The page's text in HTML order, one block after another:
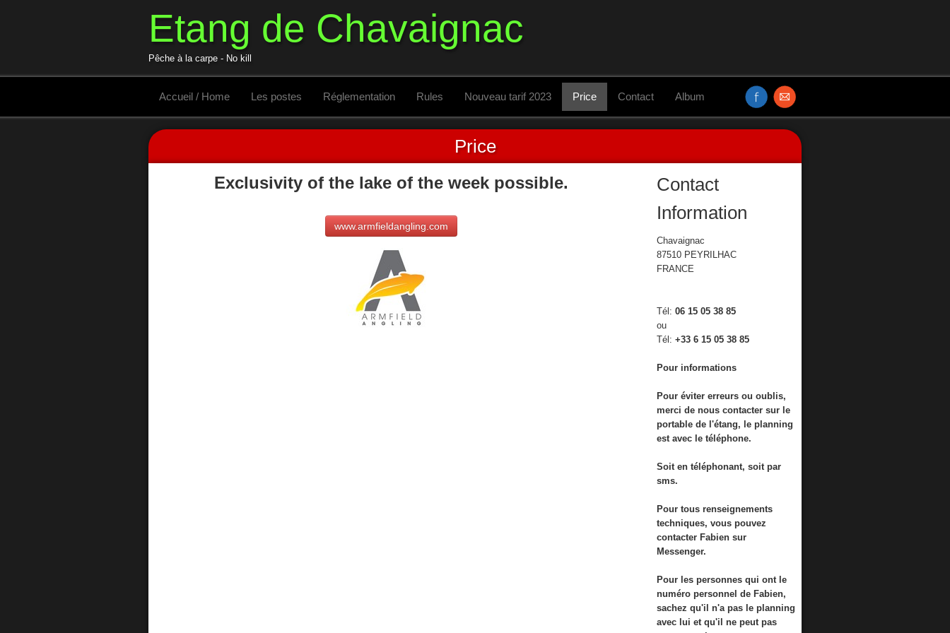
Etang de Chavaignac
Pêche à la carpe - No kill
Accueil / Home Les postes Réglementation Rules Nouveau tarif 2023 Price Contact Album
Price
Exclusivity of the lake of the week possible.
www.armfieldangling.com
Contact
Information
Chavaignac
87510 PEYRILHAC
FRANCE
Tél: 06 15 05 38 85
ou
Tél: +33 6 15 05 38 85
Pour informations
Pour éviter erreurs ou oublis,
merci de nous contacter sur le
portable de l'étang, le planning
est avec le téléphone.
Soit en téléphonant, soit par
sms.
Pour tous renseignements
techniques, vous pouvez
contacter Fabien sur
Messenger.
Pour les personnes qui ont le
numéro personnel de Fabien,
sachez qu'il n'a pas le planning
avec lui et qu'il ne peut pas